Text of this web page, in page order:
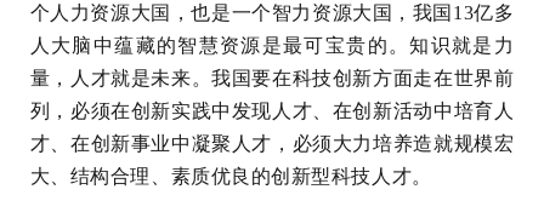
个人力资源大国，也是一个智力资源大国，我国13亿多
人大脑中蕴藏的智慧资源是最可宝贵的。知识就是力
量，人才就是未来。我国要在科技创新方面走在世界前
列，必须在创新实践中发现人才、在创新活动中培育人
才、在创新事业中凝聚人才，必须大力培养造就规模宏
大、结构合理、素质优良的创新型科技人才。